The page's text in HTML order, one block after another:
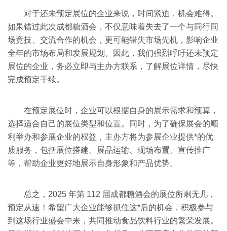
对于还未预定展位的企业来说，时间紧迫，机会难得。
如果错过此次成都糖酒会，不仅意味着失去了一个与同行同
场竞技、交流合作的机会，更可能错失市场先机，影响企业
全年的市场布局和发展规划。因此，我们强烈呼吁还未预定
展位的企业，务必立即与主办方联系，了解展位详情，尽快
完成预定手续。
在预定展位时，企业可以根据自身的展示需求和预算，
选择适合自己的展位类型和位置。同时，为了确保展会的顺
利举办和参展企业的权益，主办方将为参展企业提供*的优
质服务，包括展位搭建、展品运输、现场布置、宣传推广
等，帮助企业更好地展示自身形象和产品优势。
总之，2025 年第 112 届成都糖酒会的展位所剩无几，
预定从速！希望广大企业能够抓住这*后的机会，积极参与
到这场行业盛会中来，共同推动食品饮料行业的繁荣发展。